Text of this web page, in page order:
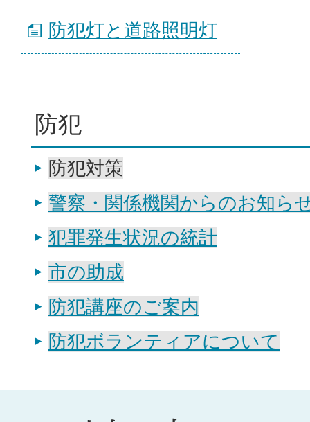
防犯灯と道路照明灯
防犯
防犯対策
警察・関係機関からのお知ら
犯罪発生状況の統計
市の助成
防犯講座のご案内
防犯ボランティアについて